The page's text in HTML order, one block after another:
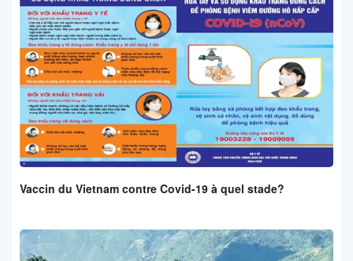
Vaccin du Vietnam contre Covid-19 à quel stade?